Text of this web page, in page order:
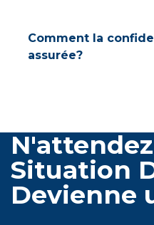
Comment la
assurée?
Situation
Devienne